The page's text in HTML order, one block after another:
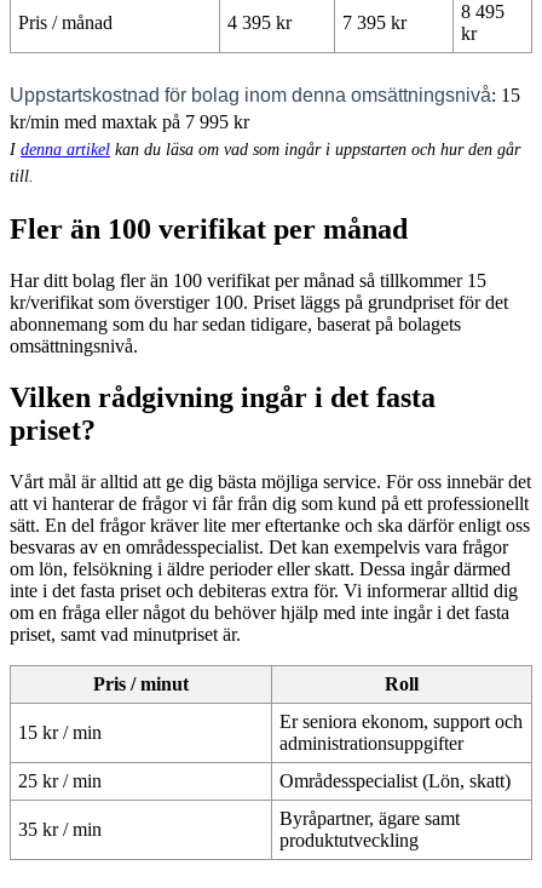
Pris / månad 4 395 kr 7 395 kr
8 495
kr
Uppstartskostnad för bolag inom denna omsättningsnivå: 15
kr/min med maxtak på 7 995 kr
I denna artikel kan du läsa om vad som ingår i uppstarten och hur den går
till.
Fler än 100 verifikat per månad
Har ditt bolag fler än 100 verifikat per månad så tillkommer 15
kr/verifikat som överstiger 100. Priset läggs på grundpriset för det
abonnemang som du har sedan tidigare, baserat på bolagets
omsättningsnivå.
Vilken rådgivning ingår i det fasta
priset?
Vårt mål är alltid att ge dig bästa möjliga service. För oss innebär det
att vi hanterar de frågor vi får från dig som kund på ett professionellt
sätt. En del frågor kräver lite mer eftertanke och ska därför enligt oss
besvaras av en områdesspecialist. Det kan exempelvis vara frågor
om lön, felsökning i äldre perioder eller skatt. Dessa ingår därmed
inte i det fasta priset och debiteras extra för. Vi informerar alltid dig
om en fråga eller något du behöver hjälp med inte ingår i det fasta
priset, samt vad minutpriset är.
Pris / minut Roll
15 kr / min
Er seniora ekonom, support och
administrationsuppgifter
25 kr / min
Områdesspecialist (Lön, skatt)
35 kr / min
Byråpartner, ägare samt
produktutveckling